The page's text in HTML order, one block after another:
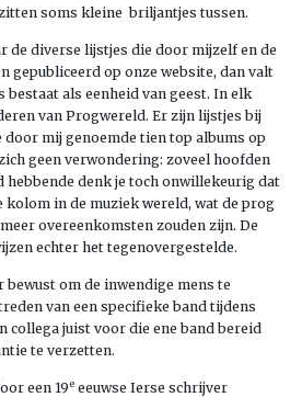
soms kleine briljantjes tussen.
de diverse lijstjes die door mijzelf en de
gepubliceerd op onze website, dan valt
als eenheid van geest. In elk
van Progwereld. Er zijn lijstjes bij
door mij genoemde tien top albums op
geen verwondering: zoveel hoofden
hebbende denk je toch onwillekeurig dat
in de muziek wereld, wat de prog
overeenkomsten zouden zijn. De
echter het tegenovergestelde.
om de inwendige mens te
van een specifieke band tijdens
collega juist voor die ene band bereid
te verzetten.
een 19e eeuwse Ierse schrijver